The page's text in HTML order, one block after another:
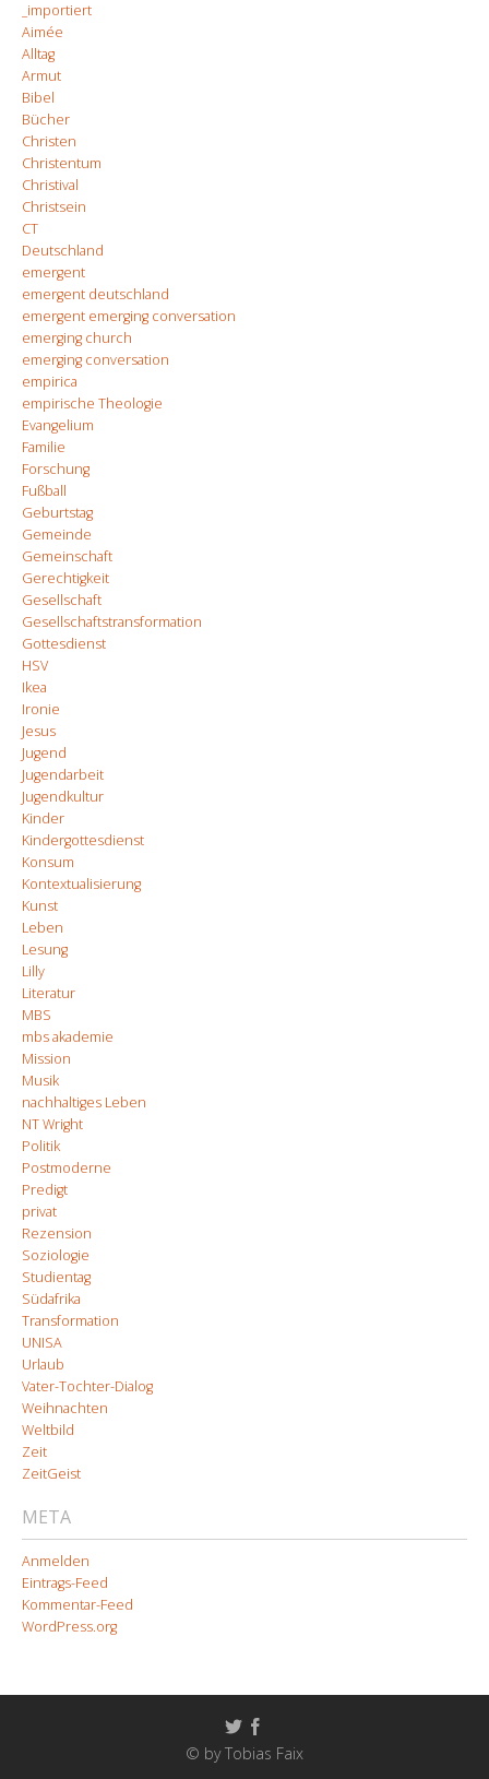
_importiert
Aimée
Alltag
Armut
Bibel
Bücher
Christen
Christentum
Christival
Christsein
CT
Deutschland
emergent
emergent deutschland
emergent emerging conversation
emerging church
emerging conversation
empirica
empirische Theologie
Evangelium
Familie
Forschung
Fußball
Geburtstag
Gemeinde
Gemeinschaft
Gerechtigkeit
Gesellschaft
Gesellschaftstransformation
Gottesdienst
HSV
Ikea
Ironie
Jesus
Jugend
Jugendarbeit
Jugendkultur
Kinder
Kindergottesdienst
Konsum
Kontextualisierung
Kunst
Leben
Lesung
Lilly
Literatur
MBS
mbs akademie
Mission
Musik
nachhaltiges Leben
NT Wright
Politik
Postmoderne
Predigt
privat
Rezension
Soziologie
Studientag
Südafrika
Transformation
UNISA
Urlaub
Vater-Tochter-Dialog
Weihnachten
Weltbild
Zeit
ZeitGeist
META
Anmelden
Eintrags-Feed
Kommentar-Feed
WordPress.org
© by Tobias Faix